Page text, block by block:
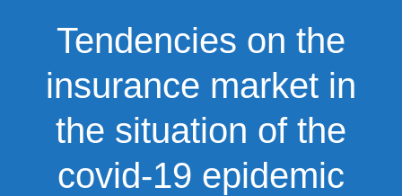
Tendencies on the
insurance market in
the situation of the
covid-19 epidemic